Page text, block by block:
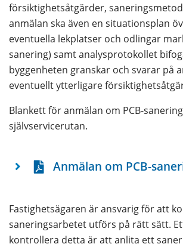
försiktighetsåtgärder,
anmälan ska även en situationsplan
eventuella lekplatser och odlingar
sanering) samt analysprotokollet
byggenheten granskar och svarar på
eventuellt ytterligare
Blankett för anmälan om PCB-
självservicerutan.
Anmälan om PCB-
Fastighetsägaren är ansvarig för att
saneringsarbetet utförs på rätt sätt.
kontrollera detta är att anlita ett